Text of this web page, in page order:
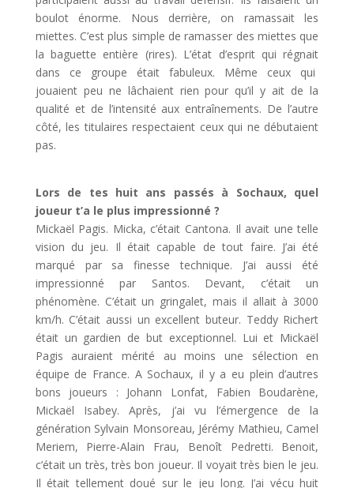
boulot énorme. Nous derrière, on ramassait les
miettes. C’est plus simple de ramasser des miettes que
la baguette entière (rires). L’état d’esprit qui régnait
dans ce groupe était fabuleux. Même ceux qui
jouaient peu ne lâchaient rien pour qu’il y ait de la
qualité et de l’intensité aux entraînements. De l’autre
côté, les titulaires respectaient ceux qui ne débutaient
pas.
Lors de tes huit ans passés à Sochaux, quel
joueur t’a le plus impressionné ?
Mickaël Pagis. Micka, c’était Cantona. Il avait une telle
vision du jeu. Il était capable de tout faire. J’ai été
marqué par sa finesse technique. J’ai aussi été
impressionné par Santos. Devant, c’était un
phénomène. C’était un gringalet, mais il allait à 3000
km/h. C’était aussi un excellent buteur. Teddy Richert
était un gardien de but exceptionnel. Lui et Mickaël
Pagis auraient mérité au moins une sélection en
équipe de France. A Sochaux, il y a eu plein d’autres
bons joueurs : Johann Lonfat, Fabien Boudarène,
Mickaël Isabey. Après, j’ai vu l’émergence de la
génération Sylvain Monsoreau, Jérémy Mathieu, Camel
Meriem, Pierre-Alain Frau, Benoît Pedretti. Benoit,
c’était un très, très bon joueur. Il voyait très bien le jeu.
Il était tellement doué sur le jeu long. J’ai vécu huit